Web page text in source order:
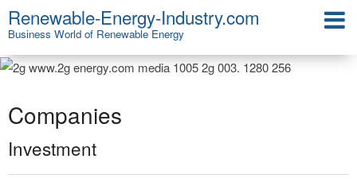
Renewable-Energy-Industry.com
Business World of Renewable Energy
Companies
Investment